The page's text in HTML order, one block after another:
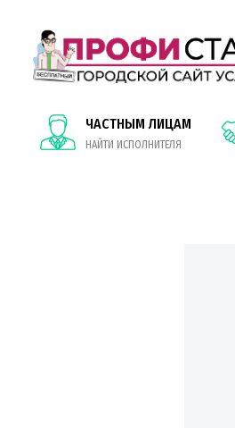
ЧАСТНЫМ ЛИЦАМ
НАЙТИ ИСПОЛНИТЕЛЯ